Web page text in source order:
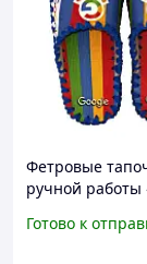
Фетровые
ручной работы
размеры 36-47,
Готово к